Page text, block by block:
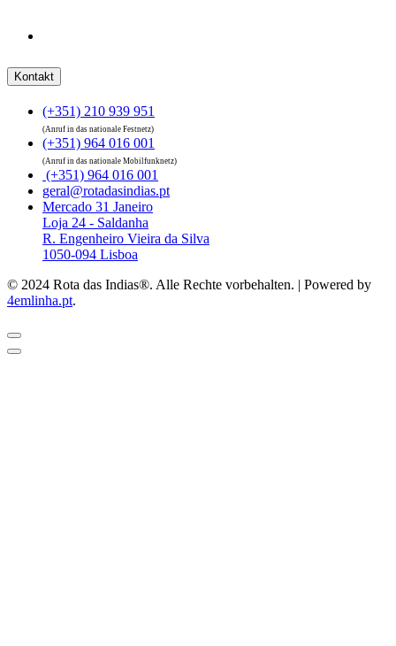
Kontakt
(+351) 210 939 951
(Anruf in das nationale Festnetz)
(+351) 964 016 001
(Anruf in das nationale Mobilfunknetz)
(+351) 964 016 001
geral@rotadasindias.pt
Mercado 31 Janeiro
Loja 24 - Saldanha
R. Engenheiro Vieira da Silva
1050-094 Lisboa
© 2024 Rota das Indias®. Alle Rechte vorbehalten. | Powered by
4emlinha.pt.